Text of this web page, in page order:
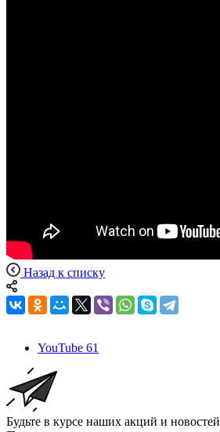
Назад к списку
YouTube 61
Будьте в курсе наших акций и новостей